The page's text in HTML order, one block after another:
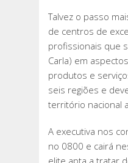
Talvez o passo
de centros de
profissionais que
Carla) em
produtos e
seis regiões e
território nacional
A executiva nos
no 0800 e cairá